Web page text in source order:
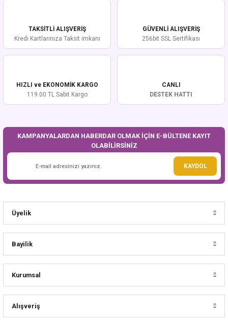
TAKSİTLİ ALIŞVERİŞ
Kredi Kartlarınıza Taksit imkanı
GÜVENLİ ALIŞVERİŞ
256bit SSL Sertifikası
HIZLI ve EKONOMİK KARGO
119.00 TL Sabit Kargo
CANLI
DESTEK HATTI
KAMPANYALARDAN HABERDAR OLMAK İÇİN E-BÜLTENE KAYIT
OLABİLİRSİNİZ
KAYDOL
Üyelik
Bayilik
Kurumsal
Alışveriş